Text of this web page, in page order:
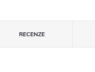
RECENZE